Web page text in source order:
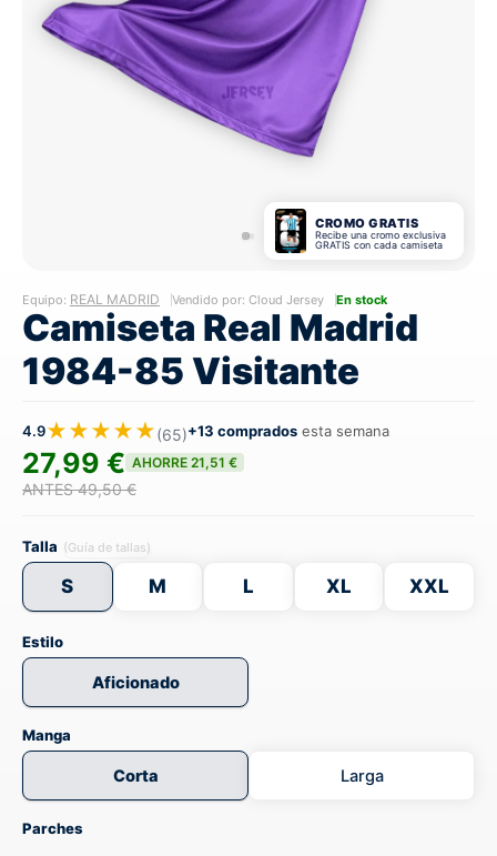
CROMO GRATIS
Recibe una cromo exclusiva
GRATIS con cada camiseta
Equipo: REAL MADRID Vendido por: Cloud Jersey En stock
Camiseta Real Madrid
1984-85 Visitante
4.9★★★★★(65)+13 comprados esta semana
27,99 € AHORRE 21,51 €
ANTES 49,50 €
Talla (Guía de tallas)
S M L XL XXL
Estilo
Aficionado
Manga
Corta Larga
Parches